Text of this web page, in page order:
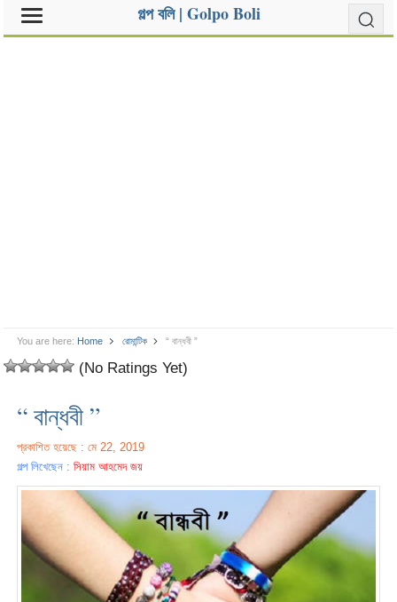
গল্প বলি | Golpo Boli
You are here: Home রোমান্টিক “ বান্ধবী ”
(No Ratings Yet)
“ বান্ধবী ”
প্রকাশিত হয়েছে : মে 22, 2019
গল্প লিখেছেন :সিয়াম আহমেদ জয়